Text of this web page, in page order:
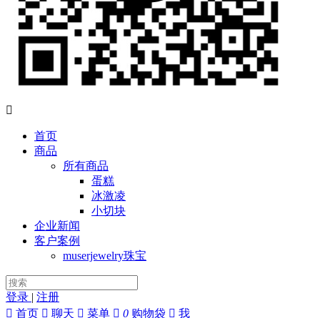

首页
商品
所有商品
蛋糕
冰激凌
小切块
企业新闻
客户案例
muserjewelry珠宝
登录 | 注册
 首页  聊天  菜单  0 购物袋  我